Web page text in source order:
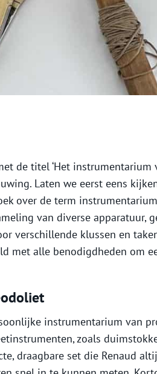
de titel ‘Het instrumentarium
Laten we eerst eens
over de term
van diverse apparatuur,
verschillende klussen en
met alle benodigdheden om
instrumentarium van
zoals
draagbare set die Renaud